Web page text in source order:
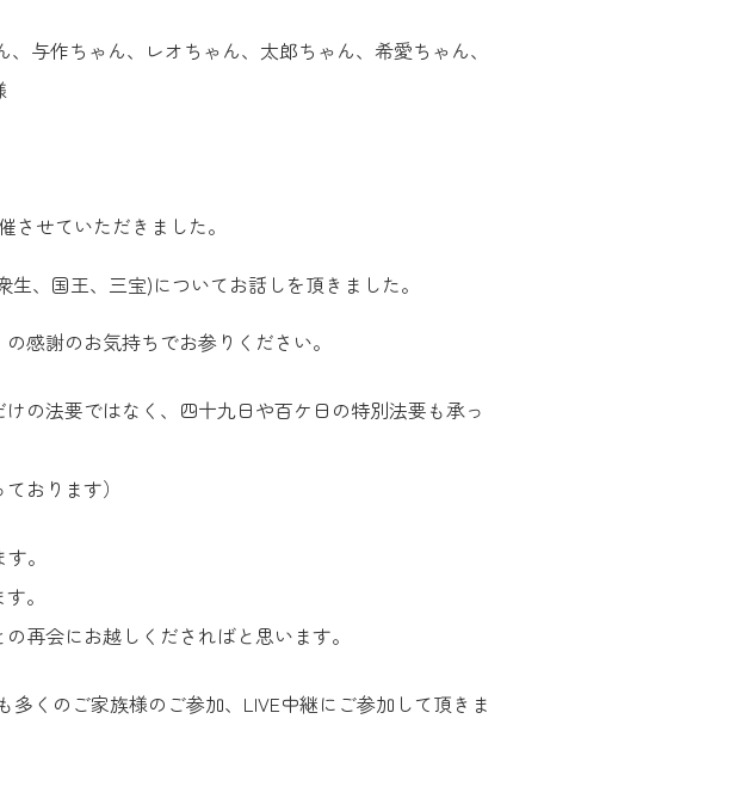
与作ちゃん、レオちゃん、太郎ちゃん、希愛ちゃん、
させていただきました。
、国王、三宝)についてお話しを頂きました。
感謝のお気持ちでお参りください。
の法要ではなく、四十九日や百ケ日の特別法要も承っ
おります）
。
。
再会にお越しくださればと思います。
くのご家族様のご参加、LIVE中継にご参加して頂きま